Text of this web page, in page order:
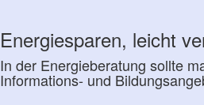
Energiesparen, leicht
In der Energieberatung sollte
Informations- und